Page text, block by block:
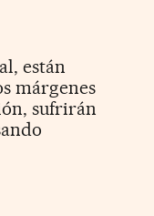
están
márgenes
sufrirán